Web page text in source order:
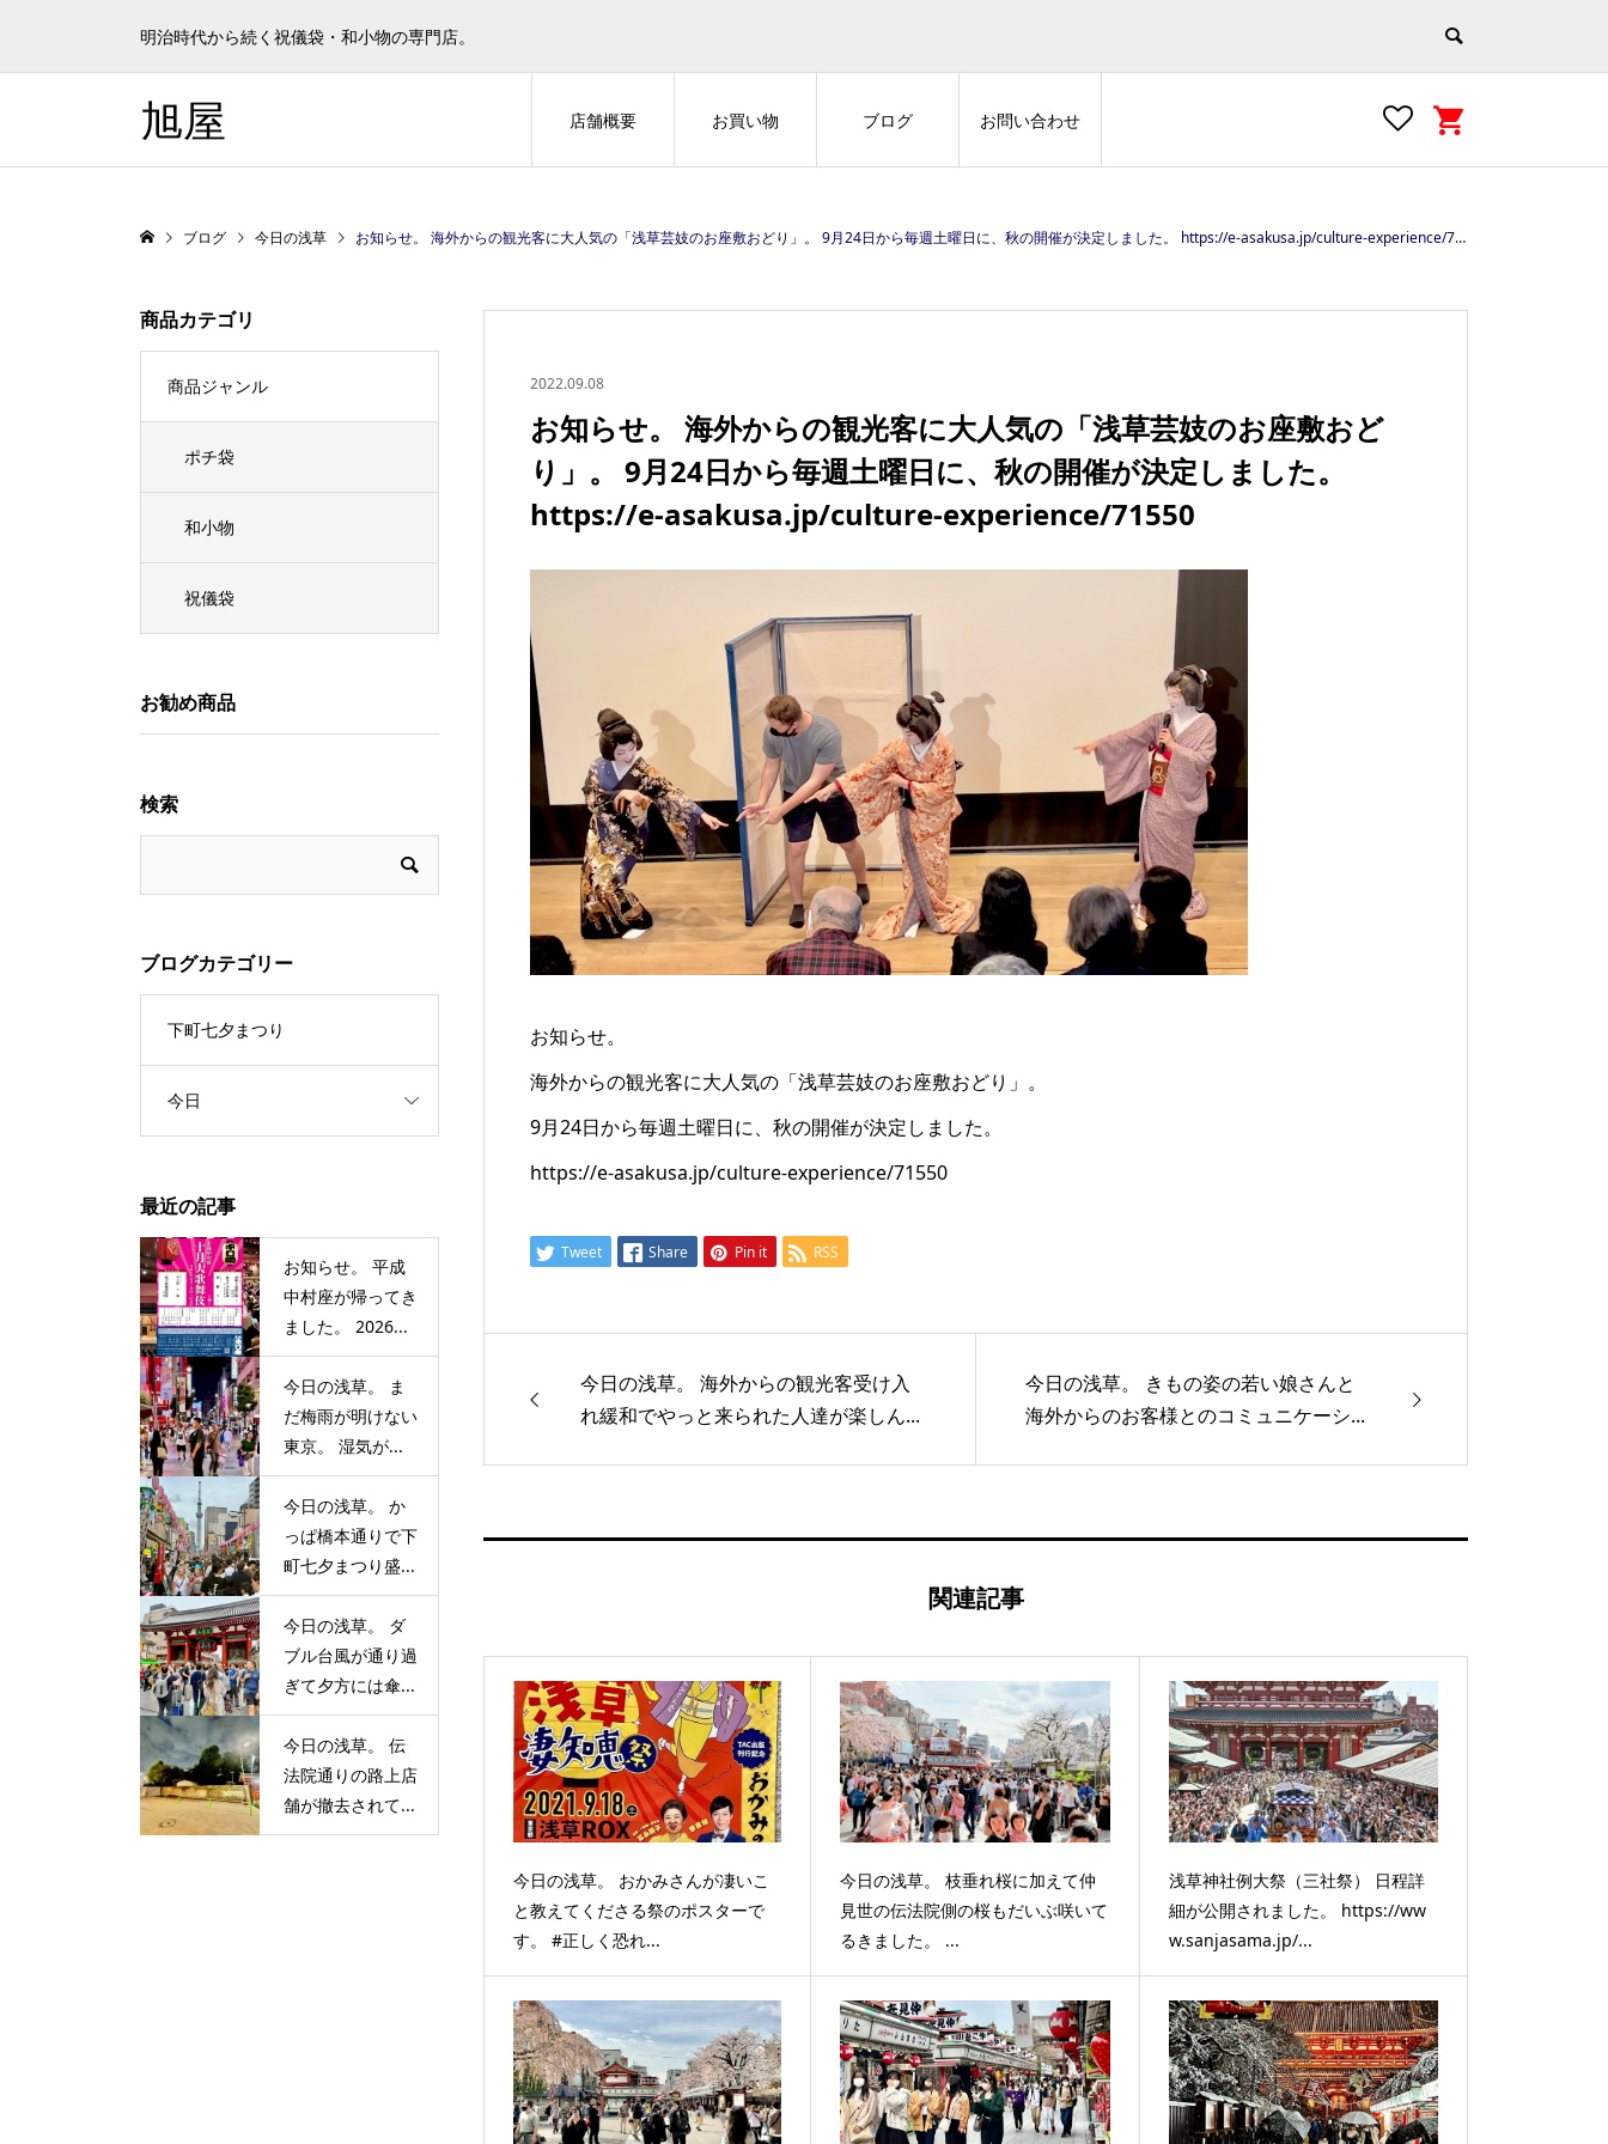
明治時代から続く祝儀袋・和小物の専門店。
旭屋 店舗概要 お買い物 ブログ お問い合わせ
ブログ 今日の浅草 お知らせ。 海外からの観光客に大人気の「浅草芸妓のお座敷おどり」。 9月24日から毎週土曜日に、秋の開催が決定しました。 https://e-asakusa.jp/culture-experience/71550
2022.09.08
お知らせ。 海外からの観光客に大人気の「浅草芸妓のお座敷おど
り」。 9月24日から毎週土曜日に、秋の開催が決定しました。
https://e-asakusa.jp/culture-experience/71550
お知らせ。
海外からの観光客に大人気の「浅草芸妓のお座敷おどり」。
9月24日から毎週土曜日に、秋の開催が決定しました。
https://e-asakusa.jp/culture-experience/71550
Tweet Share Pin it RSS
今日の浅草。 海外からの観光客受け入
れ緩和でやっと来られた人達が楽しん...
今日の浅草。 きもの姿の若い娘さんと
海外からのお客様とのコミュニケーシ...
関連記事
今日の浅草。 おかみさんが凄いこ
と教えてくださる祭のポスターで
す。 #正しく恐れ...
今日の浅草。 枝垂れ桜に加えて仲
見世の伝法院側の桜もだいぶ咲いて
るきました。 ...
浅草神社例大祭（三社祭） 日程詳
細が公開されました。 https://ww
w.sanjasama.jp/...
商品カテゴリ
商品ジャンル
ポチ袋
和小物
祝儀袋
お勧め商品
検索
ブログカテゴリー
下町七夕まつり
今日
最近の記事
お知らせ。 平成
中村座が帰ってき
ました。 2026...
今日の浅草。 ま
だ梅雨が明けない
東京。 湿気が...
今日の浅草。 か
っぱ橋本通りで下
町七夕まつり盛...
今日の浅草。 ダ
ブル台風が通り過
ぎて夕方には傘...
今日の浅草。 伝
法院通りの路上店
舗が撤去されて...